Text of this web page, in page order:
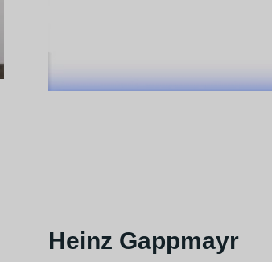
Heinz Gappmayr